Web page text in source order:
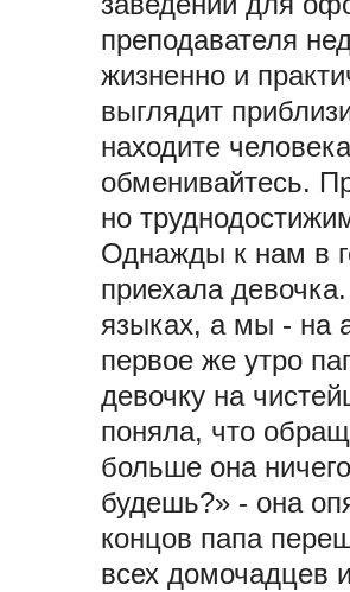
преподавателя
жизненно и
выглядит
находите
обменивайтесь.
но
Однажды к нам в
приехала
языках, а мы - на
первое же утро
девочку на
поняла, что
больше она
будешь?» - она
концов папа
всех домочадцев